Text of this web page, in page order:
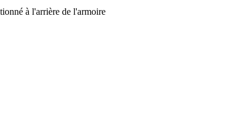
à l'arrière de l'armoire